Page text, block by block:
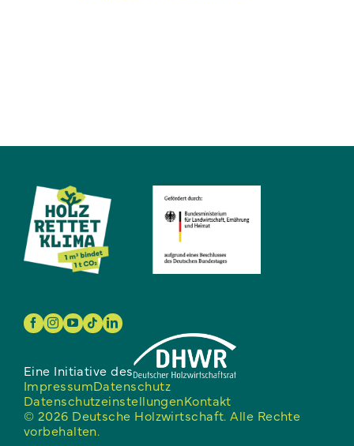
Eine Initiative des
ImpressumDatenschutz
DatenschutzeinstellungenKontakt
© 2026 Deutsche Holzwirtschaft. Alle Rechte
vorbehalten.